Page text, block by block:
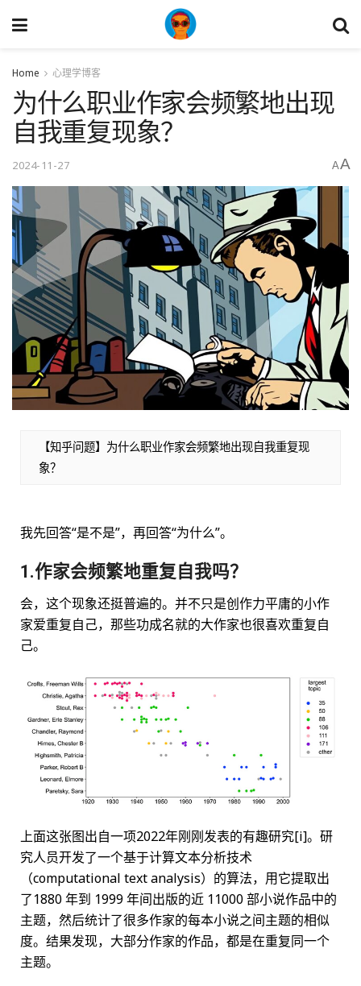
Home 心理学博客
为什么职业作家会频繁地出现
自我重复现象？
2024-11-27 AA
【知乎问题】为什么职业作家会频繁地出现自我重复现
象？
我先回答“是不是”，再回答“为什么”。
1.作家会频繁地重复自我吗？
会，这个现象还挺普遍的。并不只是创作力平庸的小作
家爱重复自己，那些功成名就的大作家也很喜欢重复自
己。
上面这张图出自一项2022年刚刚发表的有趣研究[i]。研
究人员开发了一个基于计算文本分析技术
（computational text analysis）的算法，用它提取出
了1880 年到 1999 年间出版的近 11000 部小说作品中的
主题，然后统计了很多作家的每本小说之间主题的相似
度。结果发现，大部分作家的作品，都是在重复同一个
主题。